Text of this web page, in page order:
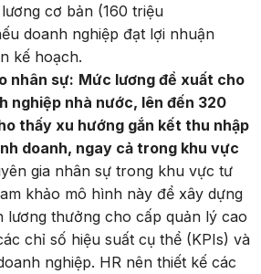
cơ bản (160 triệu
doanh nghiệp đạt lợi nhuận
kế hoạch.
nhân sự: Mức lương đề xuất cho
nghiệp nhà nước, lên đến 320
thấy xu hướng gắn kết thu nhập
doanh, ngay cả trong khu vực
gia nhân sự trong khu vực tư
khảo mô hình này để xây dựng
lương thưởng cho cấp quản lý cao
chỉ số hiệu suất cụ thể (KPIs) và
nghiệp. HR nên thiết kế các